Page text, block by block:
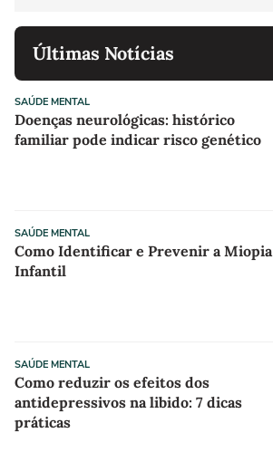
Últimas Notícias
SAÚDE MENTAL
Doenças neurológicas: histórico
familiar pode indicar risco genético
SAÚDE MENTAL
Como Identificar e Prevenir a Miopia
Infantil
SAÚDE MENTAL
Como reduzir os efeitos dos
antidepressivos na libido: 7 dicas
práticas